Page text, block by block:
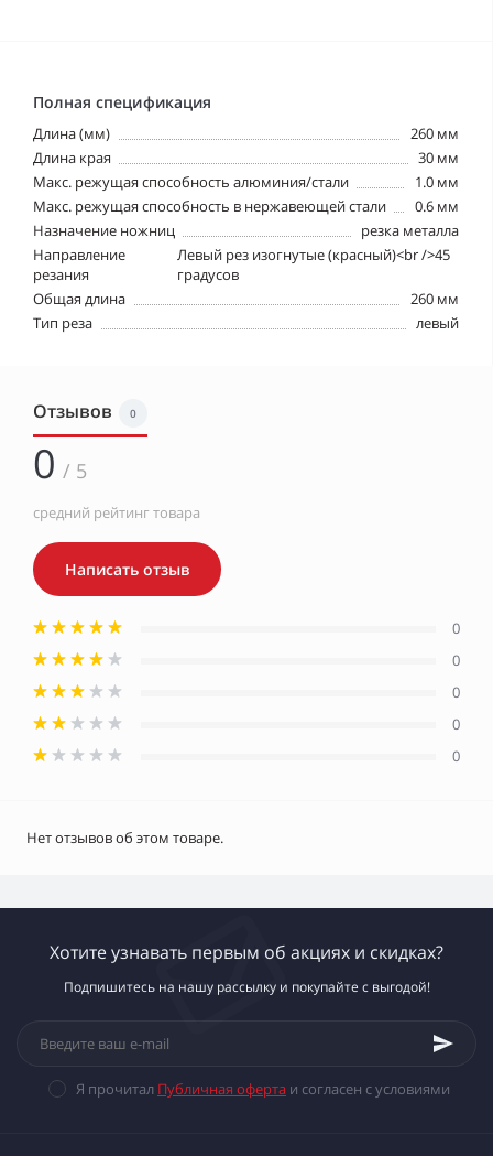
Полная спецификация
Длина (мм)
260 мм
Длина края
30 мм
Макс. режущая способность алюминия/стали
1.0 мм
Макс. режущая способность в нержавеющей стали
0.6 мм
Назначение ножниц
резка металла
Направление
резания
Левый рез изогнутые (красный)<br />45
градусов
Общая длина
260 мм
Тип реза
левый
Отзывов 0
0 / 5
средний рейтинг товара
Написать отзыв
0
0
0
0
0
Нет отзывов об этом товаре.
Хотите узнавать первым об акциях и скидках?
Подпишитесь на нашу рассылку и покупайте с выгодой!
Я прочитал Публичная оферта и согласен с условиями